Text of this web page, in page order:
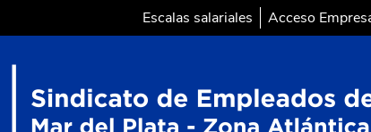
Escalas salariales Acceso